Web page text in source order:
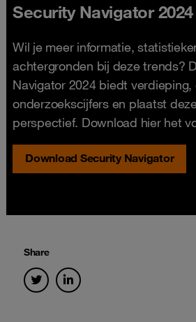
Security Navigator 2024
Wil je meer informatie,
achtergronden bij deze trends?
Navigator 2024 biedt verdieping,
onderzoekscijfers en plaatst
perspectief. Download hier het
Download Security Navigator
Share